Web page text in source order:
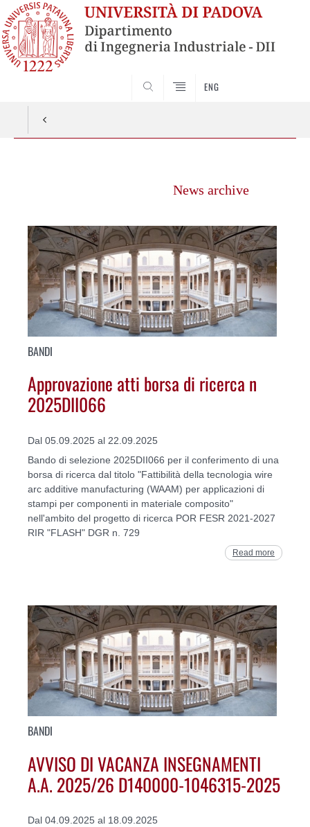
ENG
News archive
BANDI
Approvazione atti borsa di ricerca n
2025DII066
Dal 05.09.2025 al 22.09.2025
Bando di selezione 2025DII066 per il conferimento di una
borsa di ricerca dal titolo "Fattibilità della tecnologia wire
arc additive manufacturing (WAAM) per applicazioni di
stampi per componenti in materiale composito"
nell'ambito del progetto di ricerca POR FESR 2021-2027
RIR "FLASH" DGR n. 729
Read more
BANDI
AVVISO DI VACANZA INSEGNAMENTI
A.A. 2025/26 D140000-1046315-2025
Dal 04.09.2025 al 18.09.2025